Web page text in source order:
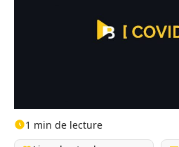
1 min de lecture